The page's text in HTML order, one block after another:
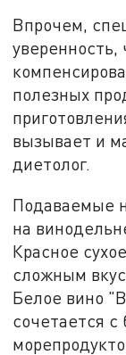
Впрочем,
уверенность,
полезных
вызывает и
диетолог.
Подаваемые
на
Красное
сложным
Белое вино
сочетается